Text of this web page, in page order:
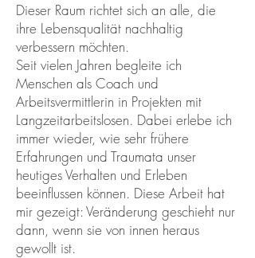
Dieser Raum richtet sich an alle, die
ihre Lebensqualität nachhaltig
verbessern möchten.
Seit vielen Jahren begleite ich
Menschen als Coach und
Arbeitsvermittlerin in Projekten mit
Langzeitarbeitslosen. Dabei erlebe ich
immer wieder, wie sehr frühere
Erfahrungen und Traumata unser
heutiges Verhalten und Erleben
beeinflussen können. Diese Arbeit hat
mir gezeigt: Veränderung geschieht nur
dann, wenn sie von innen heraus
gewollt ist.